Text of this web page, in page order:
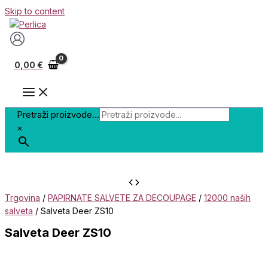
Skip to content
0,00 €
Pretraži proizvode...
×
Trgovina / PAPIRNATE SALVETE ZA DECOUPAGE / 12000 naših
salveta / Salveta Deer ZS10
Salveta Deer ZS10